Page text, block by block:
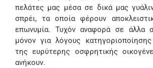
πελάτες μας μέσα σε δικά μας
σπρέι, τα οποία φέρουν
επωνυμία. Τυχόν αναφορά σε άλλα
μόνον για λόγους
της ευρύτερης οσφρητικής
ανήκουν.